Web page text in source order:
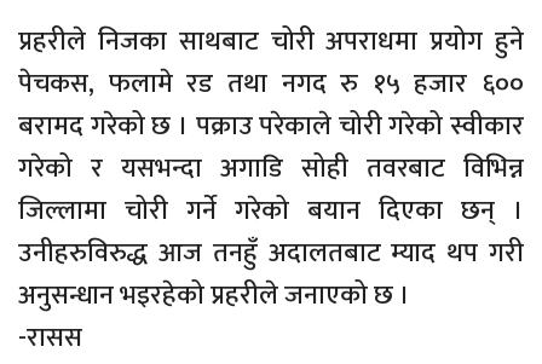
प्रहरीले निजका साथबाट चोरी अपराधमा प्रयोग हुने
पेचकस, फलामे रड तथा नगद रु १५ हजार ६००
बरामद गरेको छ । पक्राउ परेकाले चोरी गरेको स्वीकार
गरेको र यसभन्दा अगाडि सोही तवरबाट विभिन्न
जिल्लामा चोरी गर्ने गरेको बयान दिएका छन् ।
उनीहरुविरुद्ध आज तनहुँ अदालतबाट म्याद थप गरी
अनुसन्धान भइरहेको प्रहरीले जनाएको छ ।
-रासस